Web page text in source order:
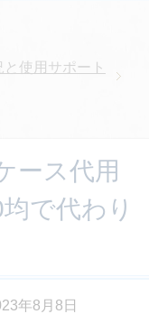
使用サポート
ース代用
で代わり
年8月8日